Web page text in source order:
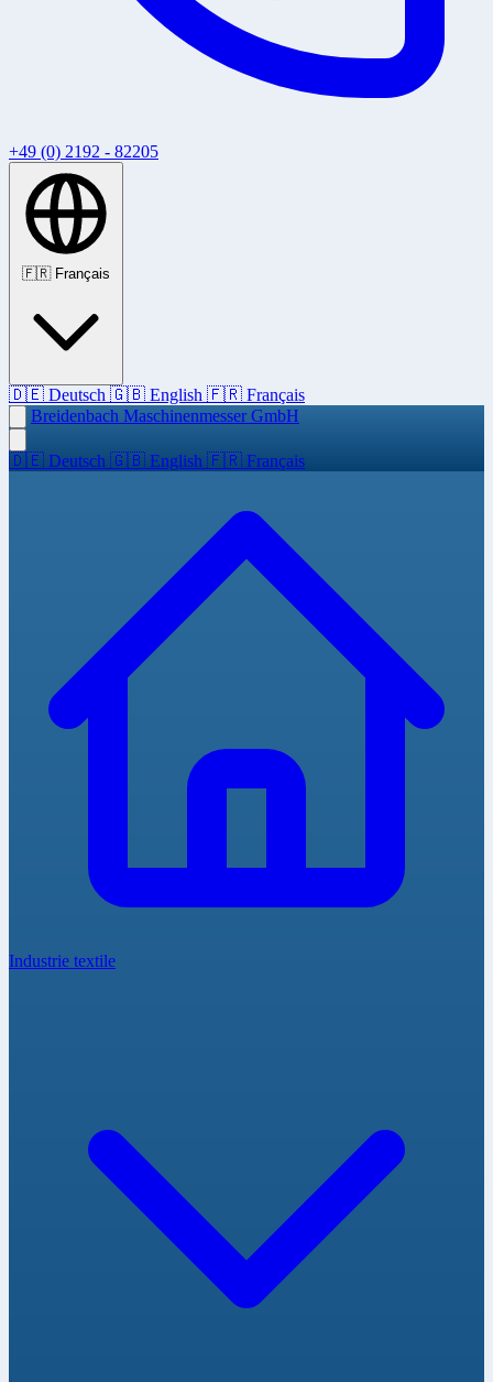
+49 (0) 2192 - 82205
🇫🇷 Français
🇩🇪 Deutsch 🇬🇧 English 🇫🇷 Français
Breidenbach Maschinenmesser GmbH
🇩🇪 Deutsch 🇬🇧 English 🇫🇷 Français
Industrie textile